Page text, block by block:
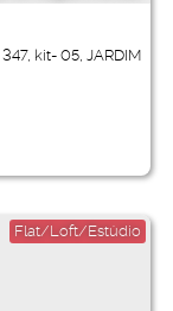
347, kit- 05, JARDIM
Flat/Loft/Estúdio